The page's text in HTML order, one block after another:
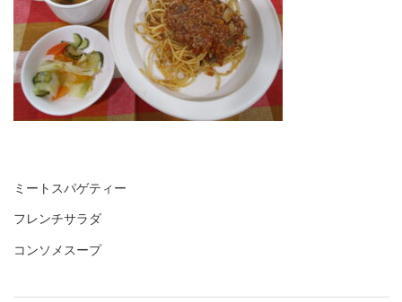
ミートスパゲティー
フレンチサラダ
コンソメスープ